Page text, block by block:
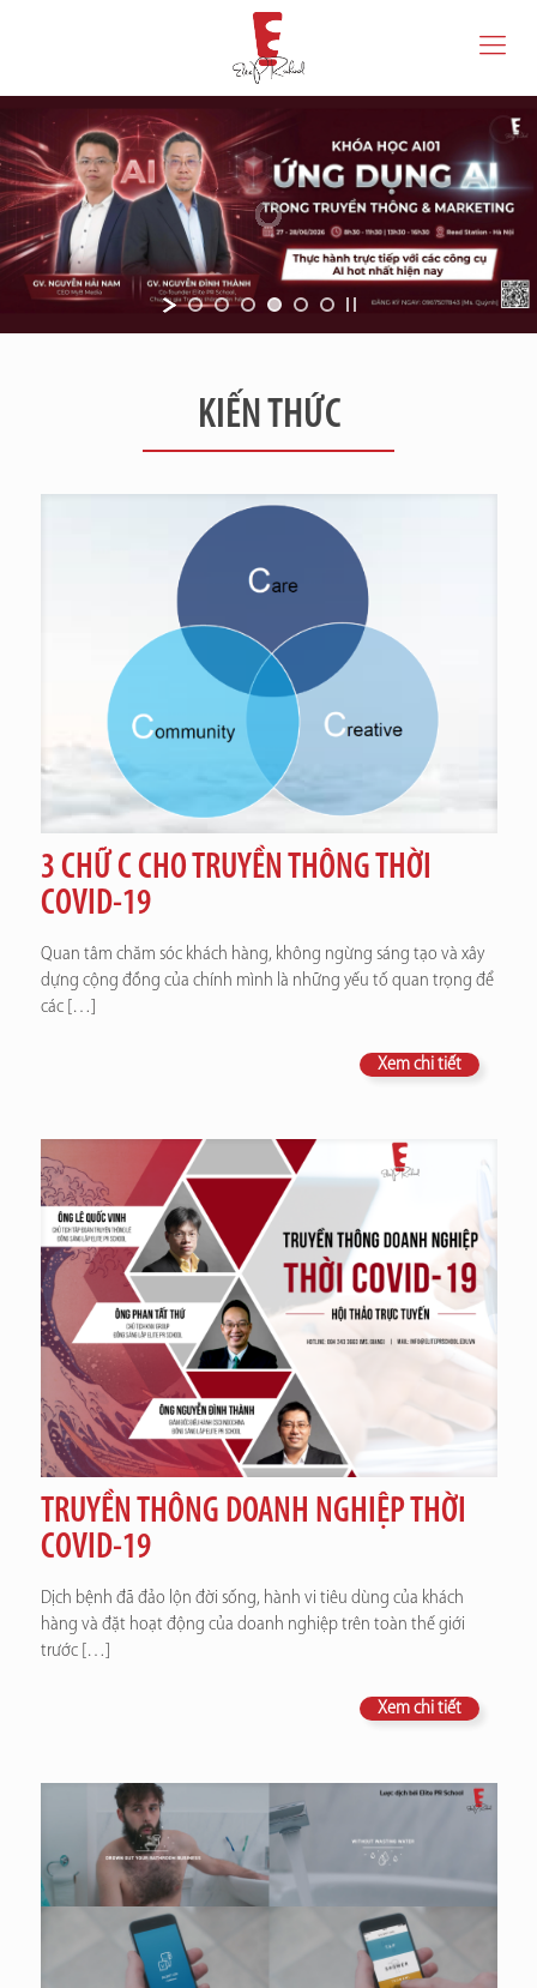
KIẾN THỨC
3 CHỮ C CHO TRUYỀN THÔNG THỜI
COVID-19
Quan tâm chăm sóc khách hàng, không ngừng sáng tạo và xây
dựng cộng đồng của chính mình là những yếu tố quan trọng để
các[…]
Xem chi tiết
TRUYỀN THÔNG DOANH NGHIỆP THỜI
COVID-19
Dịch bệnh đã đảo lộn đời sống, hành vi tiêu dùng của khách
hàng và đặt hoạt động của doanh nghiệp trên toàn thế giới
trước[…]
Xem chi tiết